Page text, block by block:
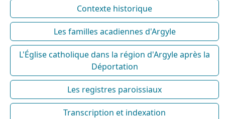
Contexte historique
Les familles acadiennes d'Argyle
L'Église catholique dans la région d'Argyle après la
Déportation
Les registres paroissiaux
Transcription et indexation